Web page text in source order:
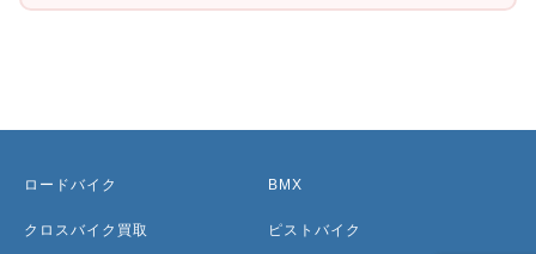
ロードバイク
クロスバイク買取
BMX
ピストバイク